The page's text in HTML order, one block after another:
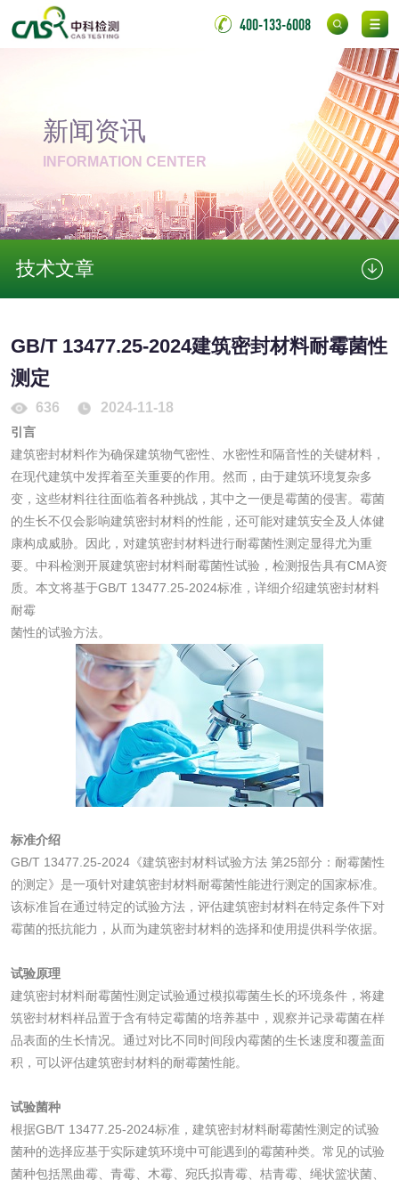
400-133-6008
新闻资讯
INFORMATION CENTER
技术文章
GB/T 13477.25-2024建筑密封材料耐霉菌性
测定
636 2024-11-18
引言
建筑密封材料作为确保建筑物气密性、水密性和隔音性的关键材料，
在现代建筑中发挥着至关重要的作用。然而，由于建筑环境复杂多
变，这些材料往往面临着各种挑战，其中之一便是霉菌的侵害。霉菌
的生长不仅会影响建筑密封材料的性能，还可能对建筑安全及人体健
康构成威胁。因此，对建筑密封材料进行耐霉菌性测定显得尤为重
要。中科检测开展建筑密封材料耐霉菌性试验，检测报告具有CMA资
质。本文将基于GB/T 13477.25-2024标准，详细介绍建筑密封材料
耐霉
菌性的试验方法。
标准介绍
GB/T 13477.25-2024《建筑密封材料试验方法 第25部分：耐霉菌性
的测定》是一项针对建筑密封材料耐霉菌性能进行测定的国家标准。
该标准旨在通过特定的试验方法，评估建筑密封材料在特定条件下对
霉菌的抵抗能力，从而为建筑密封材料的选择和使用提供科学依据。
试验原理
建筑密封材料耐霉菌性测定试验通过模拟霉菌生长的环境条件，将建
筑密封材料样品置于含有特定霉菌的培养基中，观察并记录霉菌在样
品表面的生长情况。通过对比不同时间段内霉菌的生长速度和覆盖面
积，可以评估建筑密封材料的耐霉菌性能。
试验菌种
根据GB/T 13477.25-2024标准，建筑密封材料耐霉菌性测定的试验
菌种的选择应基于实际建筑环境中可能遇到的霉菌种类。常见的试验
菌种包括黑曲霉、青霉、木霉、宛氏拟青霉、桔青霉、绳状篮状菌、
镀膜抗菌玻璃检测
消毒产品
消毒产品备案 防螨除螨检测
微生物检测
化妆品
化妆品毒理试验 化妆品毒理测试
化妆品眼刺激试验 化妆品皮肤刺激试
验
性试验
应试验
皮肤光变态反应试
日化产品
洗衣液检测 洗涤剂检测
花露水检测 蚊香液检测
清洗剂检测 日化产品毒理检测
洗手液检测
水处理剂
水处理药剂检测
检测
三氯异氰尿酸检测 磷酸二氢铵检测